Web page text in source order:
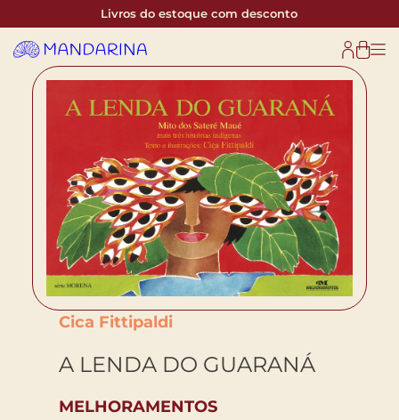
Livros do estoque com desconto
Cica Fittipaldi
A LENDA DO GUARANÁ
MELHORAMENTOS